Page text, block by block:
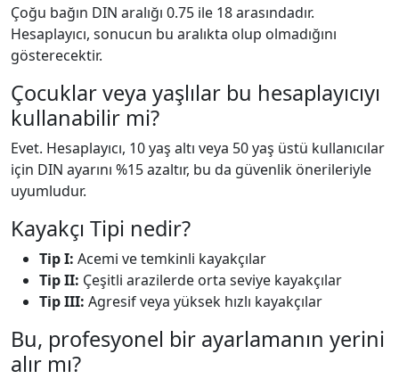
Çoğu bağın DIN aralığı 0.75 ile 18 arasındadır.
Hesaplayıcı, sonucun bu aralıkta olup olmadığını
gösterecektir.
Çocuklar veya yaşlılar bu hesaplayıcıyı
kullanabilir mi?
Evet. Hesaplayıcı, 10 yaş altı veya 50 yaş üstü kullanıcılar
için DIN ayarını %15 azaltır, bu da güvenlik önerileriyle
uyumludur.
Kayakçı Tipi nedir?
Tip I: Acemi ve temkinli kayakçılar
Tip II: Çeşitli arazilerde orta seviye kayakçılar
Tip III: Agresif veya yüksek hızlı kayakçılar
Bu, profesyonel bir ayarlamanın yerini
alır mı?